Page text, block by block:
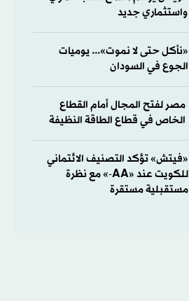
واستثماري جديد
«نأكل حتى لا نموت»... يوميات
الجوع في السودان
مصر لفتح المجال أمام القطاع
الخاص في قطاع الطاقة النظيفة
«فيتش» تؤكد التصنيف الائتماني
للكويت عند «AA-» مع نظرة
مستقبلية مستقرة